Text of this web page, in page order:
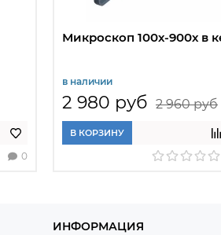
0
Микроскоп 100х-900х в
в наличии
2 980 руб 2 960 руб
В КОРЗИНУ
ИНФОРМАЦИЯ